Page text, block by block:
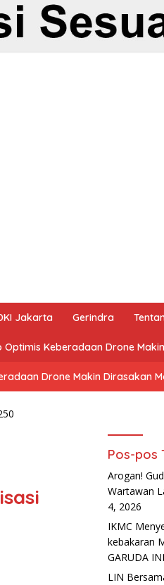
Jakarta Gerindra
Optimis Keberadaan Drone
Drone Makin Dirasakan
Pos-pos
Arogan!
Wartawan
4, 2026
IKMC
kebakaran
GARUDA
LIN